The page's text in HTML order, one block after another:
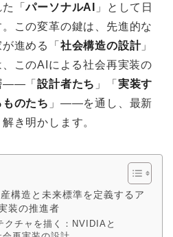
た「パーソナルAI
」として日
この変革の鍵は、先進的な
進める「 社会構造の設計」
このAIによる社会再実装の
――「設計者たち 」「 実装す
のたち 」――を通し、最新
き明かします。
構造と未来標準を定義するア
装の推進者
クチャを描く：NVIDIAと